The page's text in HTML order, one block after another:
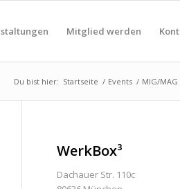
Mitglied werden
Du bist hier: Startseite / Events / MIG/
WerkBox³
Dachauer Str. 110c